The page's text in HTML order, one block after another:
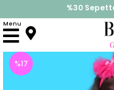
%30
İndirimlere ek
Menu
Anasayfa
%17